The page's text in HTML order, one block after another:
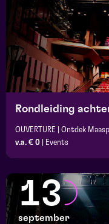
Rondleiding
OUVERTURE | Ontdek
v.a. € 0
Events
13
september